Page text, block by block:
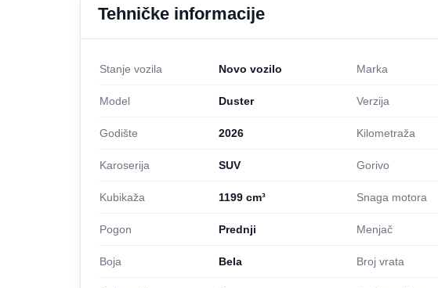
Tehničke informacije
Stanje vozila Novo vozilo Marka
Model Duster Verzija
Godište 2026 Kilometraža
Karoserija SUV Gorivo
Kubikaža 1199 cm³ Snaga motora
Pogon Prednji Menjač
Boja Bela Broj vrata